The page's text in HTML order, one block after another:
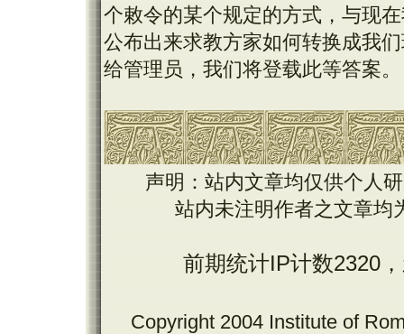
个敕令的某个规定的方式，与现
公布出来求教方家如何转换成我
给管理员，我们将登载此等答案。
声明：站内文章均仅供个人
站内未注明作者之文章均
前期统计IP计数2320
Copyright 2004 Institute of